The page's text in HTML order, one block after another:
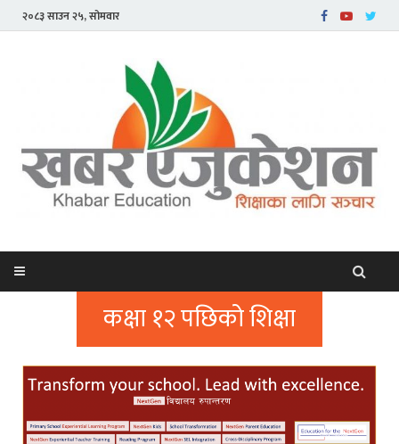
२०८३ साउन २५, सोमवार
कक्षा १२ पछिको शिक्षा